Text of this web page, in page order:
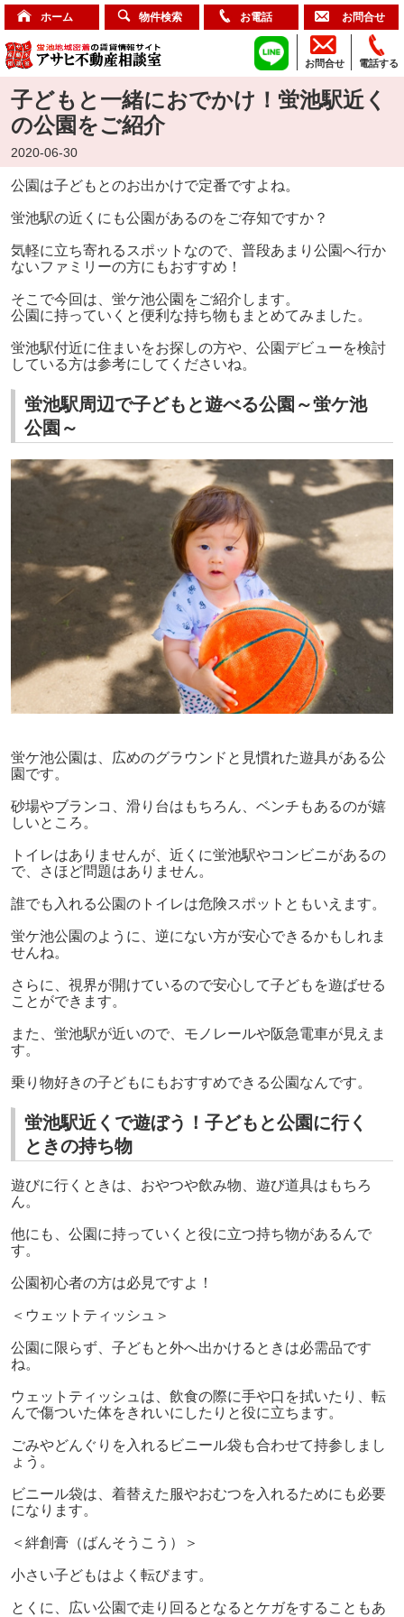
ホーム 物件検索 お電話 お問合せ
電話する
お問合せ
子どもと一緒におでかけ！蛍池駅近く
の公園をご紹介
2020-06-30
公園は子どもとのお出かけで定番ですよね。
蛍池駅の近くにも公園があるのをご存知ですか？
気軽に立ち寄れるスポットなので、普段あまり公園へ行か
ないファミリーの方にもおすすめ！
そこで今回は、蛍ケ池公園をご紹介します。
公園に持っていくと便利な持ち物もまとめてみました。
蛍池駅付近に住まいをお探しの方や、公園デビューを検討
している方は参考にしてくださいね。
蛍池駅周辺で子どもと遊べる公園～蛍ケ池
公園～
蛍ケ池公園は、広めのグラウンドと見慣れた遊具がある公
園です。
砂場やブランコ、滑り台はもちろん、ベンチもあるのが嬉
しいところ。
トイレはありませんが、近くに蛍池駅やコンビニがあるの
で、さほど問題はありません。
誰でも入れる公園のトイレは危険スポットともいえます。
蛍ケ池公園のように、逆にない方が安心できるかもしれま
せんね。
さらに、視界が開けているので安心して子どもを遊ばせる
ことができます。
また、蛍池駅が近いので、モノレールや阪急電車が見えま
す。
乗り物好きの子どもにもおすすめできる公園なんです。
蛍池駅近くで遊ぼう！子どもと公園に行く
ときの持ち物
遊びに行くときは、おやつや飲み物、遊び道具はもちろ
ん。
他にも、公園に持っていくと役に立つ持ち物があるんで
す。
公園初心者の方は必見ですよ！
＜ウェットティッシュ＞
公園に限らず、子どもと外へ出かけるときは必需品です
ね。
ウェットティッシュは、飲食の際に手や口を拭いたり、転
んで傷ついた体をきれいにしたりと役に立ちます。
ごみやどんぐりを入れるビニール袋も合わせて持参しまし
ょう。
ビニール袋は、着替えた服やおむつを入れるためにも必要
になります。
＜絆創膏（ばんそうこう）＞
小さい子どもはよく転びます。
とくに、広い公園で走り回るとなるとケガをすることもあ